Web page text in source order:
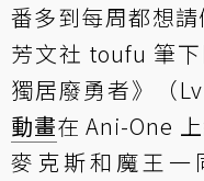
番多到每周都想
芳文社 toufu 筆
獨居廢勇者》（
動畫在 Ani-One
麥克斯和魔王一